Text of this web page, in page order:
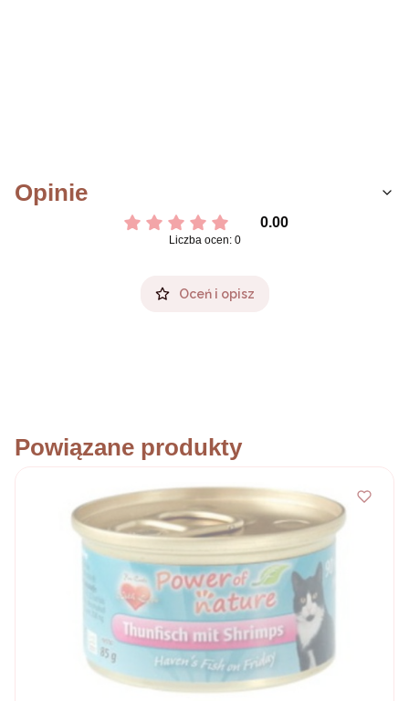
Opinie
0.00
Liczba ocen: 0
Oceń i opisz
Powiązane produkty